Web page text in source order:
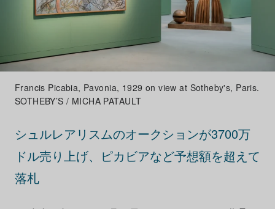
Francis Picabia, Pavonia, 1929 on view at Sotheby's, Paris.
SOTHEBY’S / MICHA PATAULT
シュルレアリスムのオークションが3700万
ドル売り上げ、ピカビアなど予想額を超えて
落札